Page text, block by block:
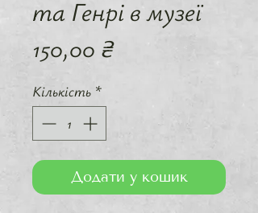
та Генрі в музеї
150,00 ₴Ціна
Кількість *
Додати у кошик